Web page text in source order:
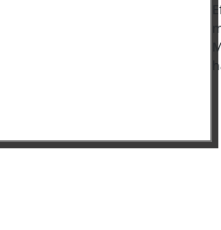
Efisiensi operasional alat MBG memegang peran penting dalam